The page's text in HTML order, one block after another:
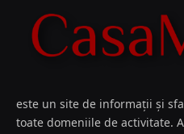
este un site de informații și
toate domeniile de activitate.